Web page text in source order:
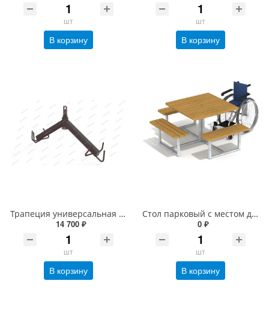
шт
В корзину
шт
В корзину
Трапеция универсальная для подвеса за 2 стропы
14 700 ₽
шт
В корзину
Стол парковый с местом для кресла-коляски
0 ₽
шт
В корзину